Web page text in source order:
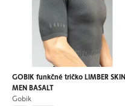
GOBIK funkčné tričko LIMBER SKIN
MEN BASALT
Gobik